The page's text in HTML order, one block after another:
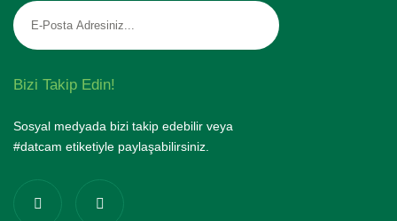
Bizi Takip Edin!
Sosyal medyada bizi takip edebilir veya
#datcam etiketiyle paylaşabilirsiniz.